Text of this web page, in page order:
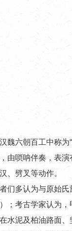
六朝百工中称为“
由唢呐伴奏，表
、劈叉等动作。
多认为与原始氏
；考古学家认为
水泥及柏油路面